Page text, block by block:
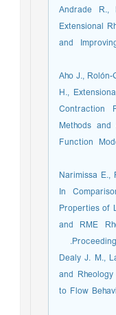
1. Andrade
Extensional
and
2. Aho J.,
H.,
Contraction
Methods
Function
3. Narimissa
In
Properties of
and RME
4. Dealy J.
and
to Flow